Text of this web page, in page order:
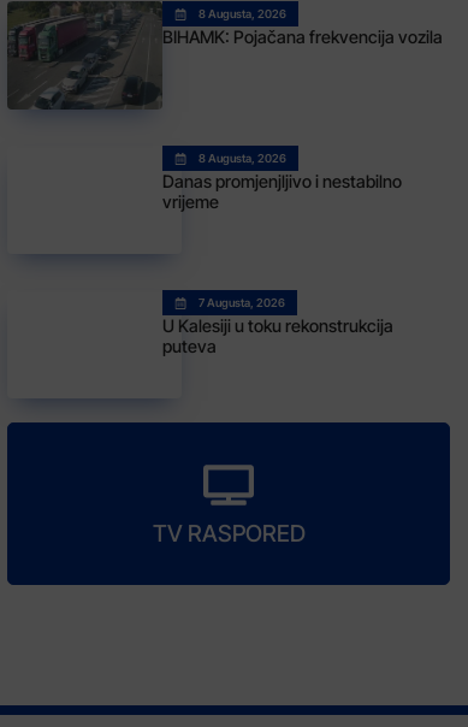
8 Augusta, 2026
BIHAMK: Pojačana frekvencija vozila
8 Augusta, 2026
Danas promjenjljivo i nestabilno
vrijeme
7 Augusta, 2026
U Kalesiji u toku rekonstrukcija
puteva
TV RASPORED